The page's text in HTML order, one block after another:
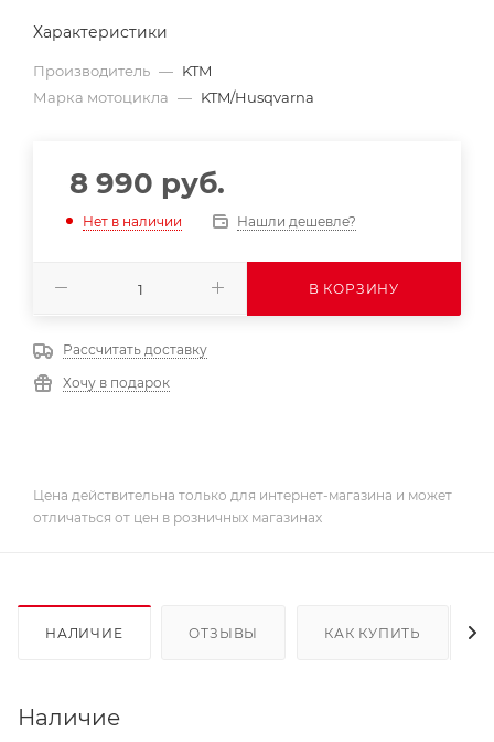
Характеристики
Производитель — KTM
Марка мотоцикла — KTM/Husqvarna
8 990 руб.
Нет в наличии Нашли дешевле?
В КОРЗИНУ
Рассчитать доставку
Хочу в подарок
Цена действительна только для интернет-магазина и может
отличаться от цен в розничных магазинах
НАЛИЧИЕ ОТЗЫВЫ КАК КУПИТЬ
Наличие